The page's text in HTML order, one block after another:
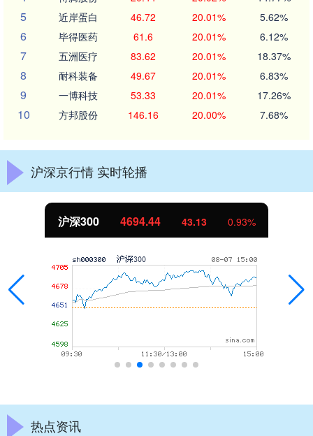
5 近岸蛋白 46.72 20.01% 5.62%
6 毕得医药 61.6 20.01% 6.12%
7 五洲医疗 83.62 20.01% 18.37%
8 耐科装备 49.67 20.01% 6.83%
9 一博科技 53.33 20.01% 17.26%
10 方邦股份 146.16 20.00% 7.68%
沪深京行情 实时轮播
沪深300 4694.44 43.13 0.93%
热点资讯